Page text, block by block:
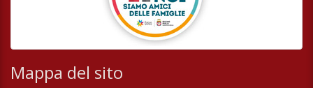
Mappa del sito